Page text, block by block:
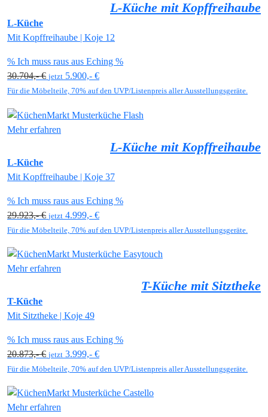
L-Küche mit Kopffreihaube
L-Küche
Mit Kopffreihaube | Koje 12
% Ich muss raus aus Eching %
30.704,- € jetzt 5.900,- €
Für die Möbelteile, 70% auf den UVP/Listenpreis aller Ausstellungsgeräte.
Mehr erfahren
L-Küche mit Kopffreihaube
L-Küche
Mit Kopffreihaube | Koje 37
% Ich muss raus aus Eching %
29.923,- € jetzt 4.999,- €
Für die Möbelteile, 70% auf den UVP/Listenpreis aller Ausstellungsgeräte.
Mehr erfahren
T-Küche mit Sitztheke
T-Küche
Mit Sitztheke | Koje 49
% Ich muss raus aus Eching %
20.873,- € jetzt 3.999,- €
Für die Möbelteile, 70% auf den UVP/Listenpreis aller Ausstellungsgeräte.
Mehr erfahren